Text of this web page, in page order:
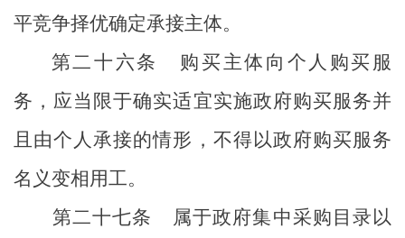
平竞争择优确定承接主体。
第二十六条
购买主体向个人购买服
务，应当限于确实适宜实施政府购买服务并
且由个人承接的情形，不得以政府购买服务
名义变相用工。
第二十七条
属于政府集中采购目录以